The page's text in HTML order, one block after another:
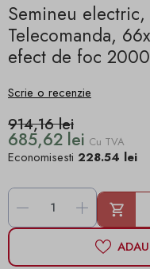
Semineu
Telecomanda,
efect de foc
Scrie o recenzie
914,16 lei
685,62 lei Cu TVA
Economisesti 228.54 lei
- +